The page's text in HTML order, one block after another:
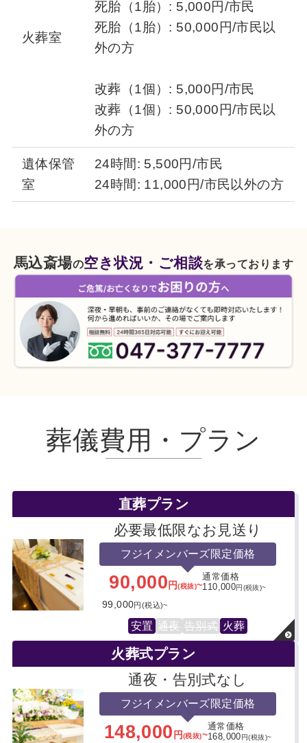
火葬室
死胎（1胎）: 5,000円/市民
死胎（1胎）: 50,000円/市民以
外の方
改葬（1個）: 5,000円/市民
改葬（1個）: 50,000円/市民以
外の方
遺体保管
室
24時間: 5,500円/市民
24時間: 11,000円/市民以外の方
馬込斎場の空き状況・ご相談を承っております
葬儀費用・プラン
直葬プラン
必要最低限なお見送り
フジイメンバーズ限定価格
90,000 円(税抜)~
通常価格
110,000円(税抜)~
99,000円(税込)~
安置 通夜 告別式 火葬
火葬式プラン
通夜・告別式なし
フジイメンバーズ限定価格
148,000 円(税抜)~
通常価格
168,000円(税抜)~